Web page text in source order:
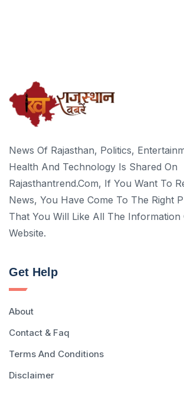
News Of Rajasthan, Politics,
Health And Technology Is Shared On
Rajasthantrend.com, If You Want To
News, You Have Come To The Right
That You Will Like All The Information
Website.
Get Help
About
Contact & Faq
Terms And Conditions
Disclaimer